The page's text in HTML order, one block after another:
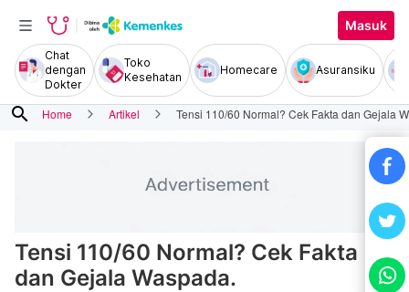
Masuk
Chat
dengan
Dokter
Toko
Kesehatan
Homecare Asuransiku
search Home Artikel Tensi 110/60 Normal? Cek Fakta dan Gejala
Tensi 110/60 Normal? Cek Fakta
dan Gejala Waspada.